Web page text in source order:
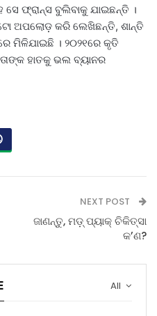
ସେ ଫ୍ରାନ୍ସ ବୁଲିବାକୁ ଯାଇଛନ୍ତି ।
ଅପଲୋଡ଼ କରି ଲେଖିଛନ୍ତି, ଶାନ୍ତି
ମିଳିଯାଇଛି । ୨୦୨୧ରେ କୃତି
ହାତକୁ ଭଲ ବ୍ୟାନର
NEXT POST
ଜାଣନ୍ତୁ, ମଡ଼୍‌ ପ୍ୟାକ୍‌ ଚିକିତ୍ସା
କ’ଣ?
All